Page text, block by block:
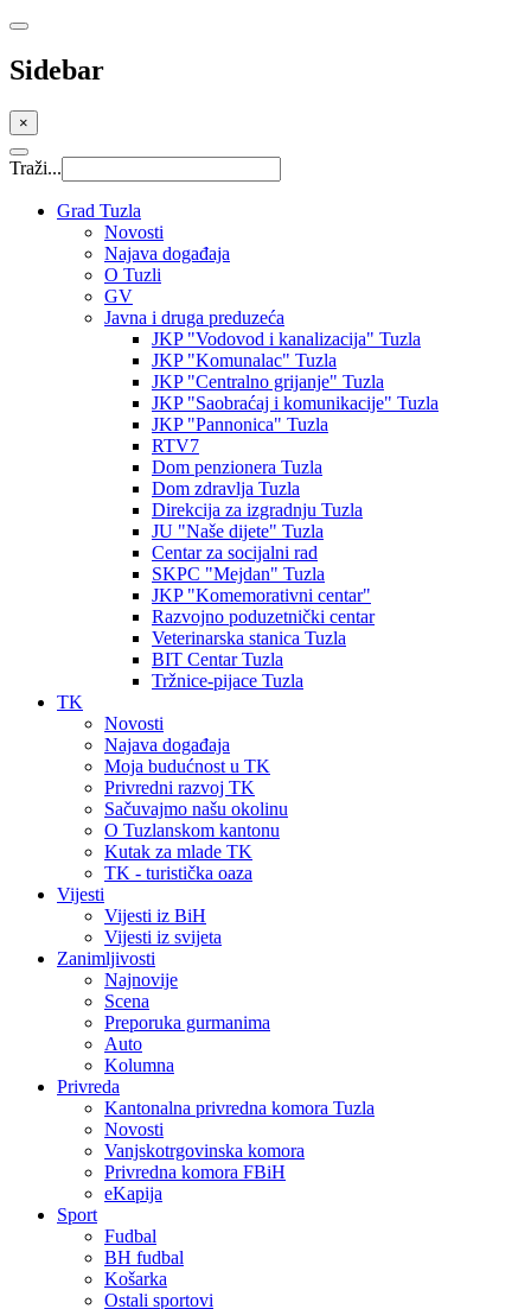
Sidebar
×
Traži...
Grad Tuzla
Novosti
Najava događaja
O Tuzli
GV
Javna i druga preduzeća
JKP "Vodovod i kanalizacija" Tuzla
JKP "Komunalac" Tuzla
JKP "Centralno grijanje" Tuzla
JKP "Saobraćaj i komunikacije" Tuzla
JKP "Pannonica" Tuzla
RTV7
Dom penzionera Tuzla
Dom zdravlja Tuzla
Direkcija za izgradnju Tuzla
JU "Naše dijete" Tuzla
Centar za socijalni rad
SKPC "Mejdan" Tuzla
JKP "Komemorativni centar"
Razvojno poduzetnički centar
Veterinarska stanica Tuzla
BIT Centar Tuzla
Tržnice-pijace Tuzla
TK
Novosti
Najava događaja
Moja budućnost u TK
Privredni razvoj TK
Sačuvajmo našu okolinu
O Tuzlanskom kantonu
Kutak za mlade TK
TK - turistička oaza
Vijesti
Vijesti iz BiH
Vijesti iz svijeta
Zanimljivosti
Najnovije
Scena
Preporuka gurmanima
Auto
Kolumna
Privreda
Kantonalna privredna komora Tuzla
Novosti
Vanjskotrgovinska komora
Privredna komora FBiH
eKapija
Sport
Fudbal
BH fudbal
Košarka
Ostali sportovi